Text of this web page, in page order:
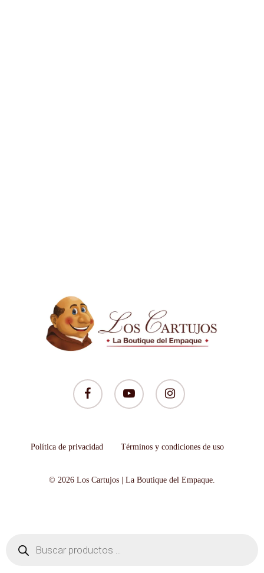
facebook youtube instagram
Política de privacidad Términos y condiciones de uso
© 2026 Los Cartujos | La Boutique del Empaque.
productos